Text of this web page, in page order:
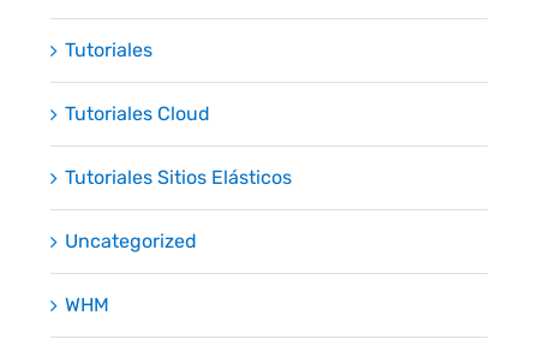
Tutoriales
Tutoriales Cloud
Tutoriales Sitios Elásticos
Uncategorized
WHM